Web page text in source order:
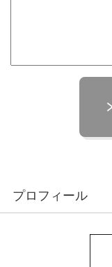
プロフィール